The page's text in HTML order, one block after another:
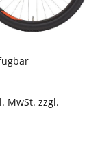
MwSt. zzgl.